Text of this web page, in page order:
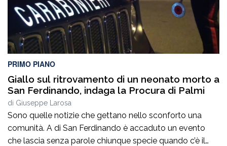
PRIMO PIANO
Giallo sul ritrovamento di un neonato morto a
San Ferdinando, indaga la Procura di Palmi
di Giuseppe Larosa
Sono quelle notizie che gettano nello sconforto una
comunità. A di San Ferdinando è accaduto un evento
che lascia senza parole chiunque specie quando c’è il